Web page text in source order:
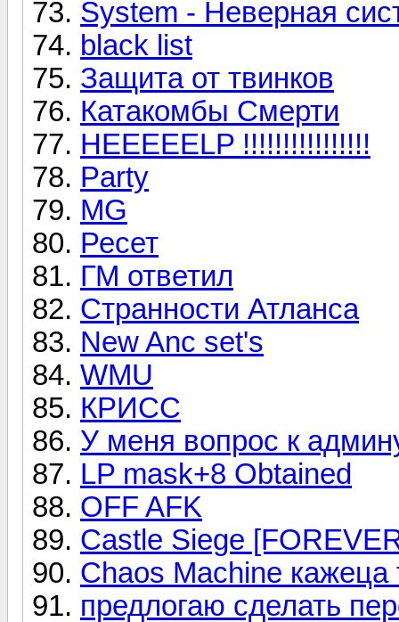
System - Неверная
black list
Защита от твинков
Катакомбы Смерти
HEEEEELP !!!!!!!!!!!!!!!!
Party
MG
Ресет
ГМ ответил
Странности Атланса
New Anc set's
WMU
КРИСС
У меня вопрос к
LP mask+8 Obtained
OFF AFK
Castle Siege
Chaos Machine кажеца
предлогаю сделать